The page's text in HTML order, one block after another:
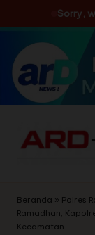
Sorry,
Skip
content
Beranda » Polres
Ramadhan,
Kecamatan